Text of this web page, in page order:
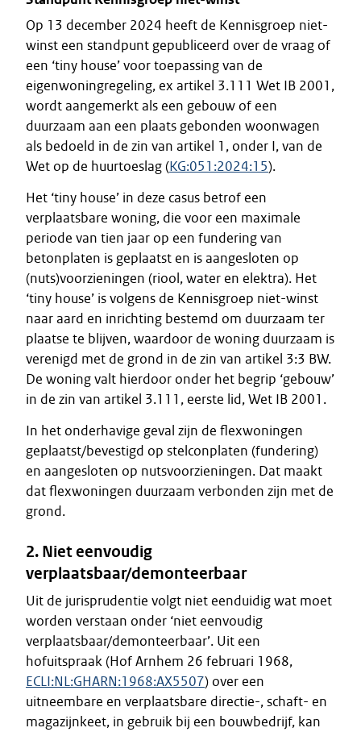
Op 13 december 2024 heeft de Kennisgroep niet-
winst een standpunt gepubliceerd over de vraag of
een ‘tiny house’ voor toepassing van de
eigenwoningregeling, ex artikel 3.111 Wet IB 2001,
wordt aangemerkt als een gebouw of een
duurzaam aan een plaats gebonden woonwagen
als bedoeld in de zin van artikel 1, onder I, van de
Wet op de huurtoeslag (KG:051:2024:15).
Het ‘tiny house’ in deze casus betrof een
verplaatsbare woning, die voor een maximale
periode van tien jaar op een fundering van
betonplaten is geplaatst en is aangesloten op
(nuts)voorzieningen (riool, water en elektra). Het
‘tiny house’ is volgens de Kennisgroep niet-winst
naar aard en inrichting bestemd om duurzaam ter
plaatse te blijven, waardoor de woning duurzaam is
verenigd met de grond in de zin van artikel 3:3 BW.
De woning valt hierdoor onder het begrip ‘gebouw’
in de zin van artikel 3.111, eerste lid, Wet IB 2001.
In het onderhavige geval zijn de flexwoningen
geplaatst/bevestigd op stelconplaten (fundering)
en aangesloten op nutsvoorzieningen. Dat maakt
dat flexwoningen duurzaam verbonden zijn met de
grond.
2. Niet eenvoudig
verplaatsbaar/demonteerbaar
Uit de jurisprudentie volgt niet eenduidig wat moet
worden verstaan onder ‘niet eenvoudig
verplaatsbaar/demonteerbaar’. Uit een
hofuitspraak (Hof Arnhem 26 februari 1968,
ECLI:NL:GHARN:1968:AX5507) over een
uitneembare en verplaatsbare directie-, schaft- en
magazijnkeet, in gebruik bij een bouwbedrijf, kan